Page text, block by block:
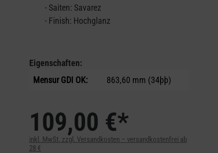
- Saiten: Savarez
- Finish: Hochglanz
Eigenschaften:
Mensur GDI OK:
863,60 mm (34þþ)
109,00 €*
inkl. MwSt. zzgl. Versandkosten – versandkostenfrei ab
28 €